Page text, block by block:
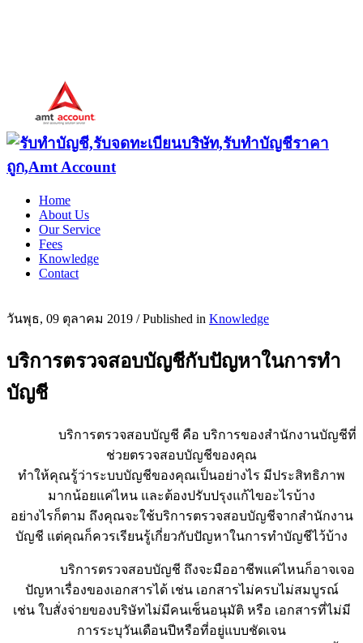
Home
About Us
Our Service
Fees
Knowledge
Contact
วันพุธ, 09 ตุลาคม 2019 /Published in Knowledge
บริการตรวจสอบบัญชีกับปัญหาในการทำ
บัญชี
บริการตรวจสอบบัญชี คือ บริการของสำนักงานบัญชีที่
ช่วยตรวจสอบบัญชีของคุณ
ทำให้คุณรู้ว่าระบบบัญชีของคุณเป็นอย่างไร มีประสิทธิภาพ
มากน้อยแค่ไหน และต้องปรับปรุงแก้ไขอะไรบ้าง
อย่างไรก็ตาม ถึงคุณจะใช้บริการตรวจสอบบัญชีจากสำนักงาน
บัญชี แต่คุณก็ควรเรียนรู้เกี่ยวกับปัญหาในการทำบัญชีไว้บ้าง
บริการตรวจสอบบัญชี ถึงจะมืออาชีพแค่ไหนก็อาจเจอ
ปัญหาเรื่องของเอกสารได้ เช่น เอกสารไม่ครบไม่สมบูรณ์
เช่น ใบสั่งจ่ายของบริษัทไม่มีคนเซ็นอนุมัติ หรือ เอกสารที่ไม่มี
การระบุวันเดือนปีหรือที่อยู่แบบชัดเจน